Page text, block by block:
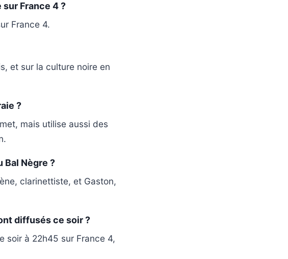
France 4 ?
France 4.
et sur la culture noire en
?
mais utilise aussi des
Bal Nègre ?
clarinettiste, et Gaston,
diffusés ce soir ?
soir à 22h45 sur France 4,